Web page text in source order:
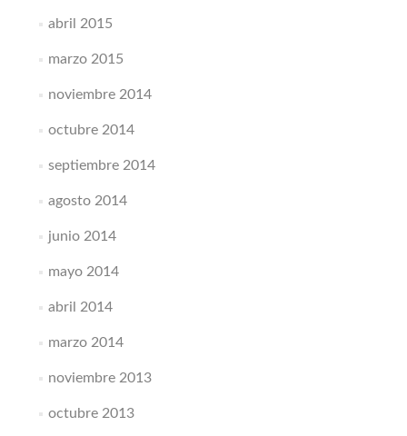
abril 2015
marzo 2015
noviembre 2014
octubre 2014
septiembre 2014
agosto 2014
junio 2014
mayo 2014
abril 2014
marzo 2014
noviembre 2013
octubre 2013